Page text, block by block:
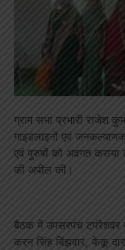
ग्राम सभा प्रभारी राजेश
गाइडलाइनों एवं
एवं पुरुषों को अवगत
की अपील की।
बैठक में उपसरपंच टपंरेशवर
करन सिंह बिंझवार, फेकू